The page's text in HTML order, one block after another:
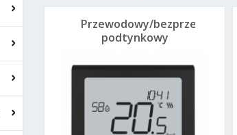
Przewodowy/bezprzewodowy,
podtynkowy
tygodniowy
Quantum, 230 V AC,
czarny